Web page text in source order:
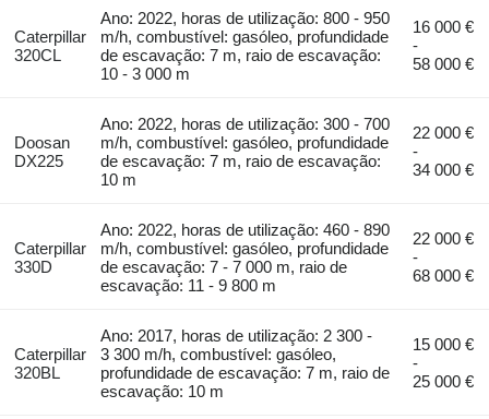
Caterpillar
320CL
Ano: 2022, horas de utilização: 800 - 950
m/h, combustível: gasóleo, profundidade
de escavação: 7 m, raio de escavação:
10 - 3 000 m
16 000 €
-
58 000 €
Doosan
DX225
Ano: 2022, horas de utilização: 300 - 700
m/h, combustível: gasóleo, profundidade
de escavação: 7 m, raio de escavação:
10 m
22 000 €
-
34 000 €
Caterpillar
330D
Ano: 2022, horas de utilização: 460 - 890
m/h, combustível: gasóleo, profundidade
de escavação: 7 - 7 000 m, raio de
escavação: 11 - 9 800 m
22 000 €
-
68 000 €
Caterpillar
320BL
Ano: 2017, horas de utilização: 2 300 -
3 300 m/h, combustível: gasóleo,
profundidade de escavação: 7 m, raio de
escavação: 10 m
15 000 €
-
25 000 €